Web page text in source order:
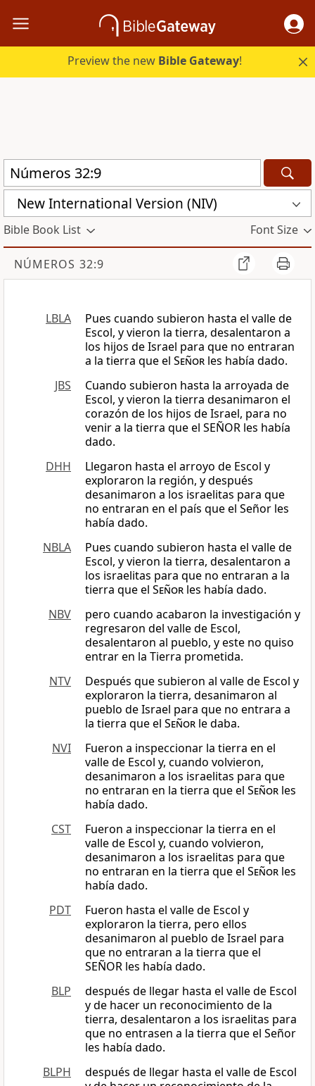
Preview the new Bible Gateway!
New International Version (NIV)
Bible Book List Font Size
NÚMEROS 32:9
LBLA
Pues cuando subieron hasta el valle de
Escol, y vieron la tierra, desalentaron a
los hijos de Israel para que no entraran
a la tierra que el Señor les había dado.
JBS
Cuando subieron hasta la arroyada de
Escol, y vieron la tierra desanimaron el
corazón de los hijos de Israel, para no
venir a la tierra que el SEÑOR les había
dado.
DHH
Llegaron hasta el arroyo de Escol y
exploraron la región, y después
desanimaron a los israelitas para que
no entraran en el país que el Señor les
había dado.
NBLA
Pues cuando subieron hasta el valle de
Escol, y vieron la tierra, desalentaron a
los israelitas para que no entraran a la
tierra que el Señor les había dado.
NBV
pero cuando acabaron la investigación y
regresaron del valle de Escol,
desalentaron al pueblo, y este no quiso
entrar en la Tierra prometida.
NTV
Después que subieron al valle de Escol y
exploraron la tierra, desanimaron al
pueblo de Israel para que no entrara a
la tierra que el Señor le daba.
NVI
Fueron a inspeccionar la tierra en el
valle de Escol y, cuando volvieron,
desanimaron a los israelitas para que
no entraran en la tierra que el Señor les
había dado.
CST
Fueron a inspeccionar la tierra en el
valle de Escol y, cuando volvieron,
desanimaron a los israelitas para que
no entraran en la tierra que el Señor les
había dado.
PDT
Fueron hasta el valle de Escol y
exploraron la tierra, pero ellos
desanimaron al pueblo de Israel para
que no entraran a la tierra que el
SEÑOR les había dado.
BLP
después de llegar hasta el valle de Escol
y de hacer un reconocimiento de la
tierra, desalentaron a los israelitas para
que no entrasen a la tierra que el Señor
les había dado.
BLPH
después de llegar hasta el valle de Escol